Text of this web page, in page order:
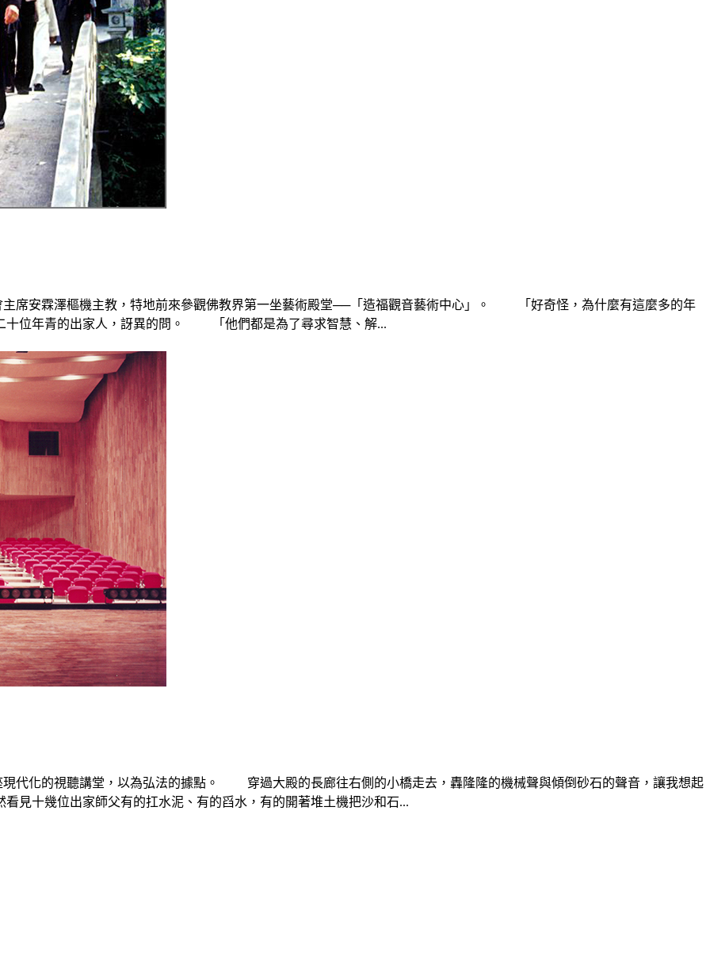
安霖澤樞機主教，特地前來參觀佛教界第一坐藝術殿堂──「造福觀音藝術中心」。 「好奇怪，為什麼有這麼多的年
十位年青的出家人，訝異的問。 「他們都是為了尋求智慧、解...
化的視聽講堂，以為弘法的據點。 穿過大殿的長廊往右側的小橋走去，轟隆隆的機械聲與傾倒砂石的聲音，讓我想起
見十幾位出家師父有的扛水泥、有的舀水，有的開著堆土機把沙和石...